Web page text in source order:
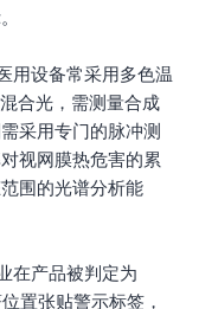
用设备常采用多色温
合光，需测量合成
采用专门的脉冲测
视网膜热危害的累
围的光谱分析能
在产品被判定为
置张贴警示标签，